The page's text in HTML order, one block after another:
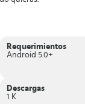
Requerimientos
Android 5.0+
Descargas
1 K